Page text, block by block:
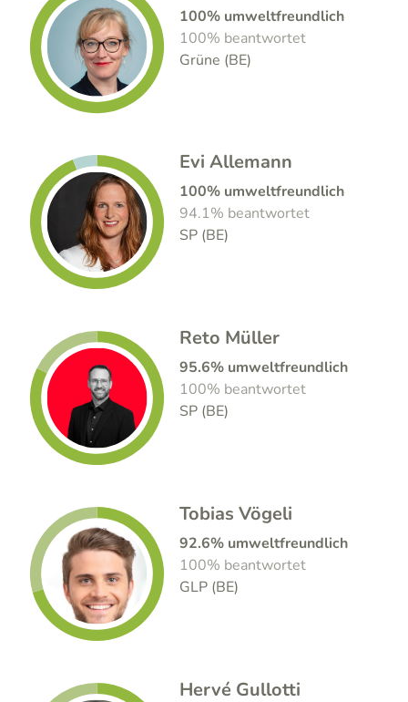
100% umweltfreundlich
100% beantwortet
Grüne (BE)
Evi Allemann
100% umweltfreundlich
94.1% beantwortet
SP (BE)
Reto Müller
95.6% umweltfreundlich
100% beantwortet
SP (BE)
Tobias Vögeli
92.6% umweltfreundlich
100% beantwortet
GLP (BE)
Hervé Gullotti